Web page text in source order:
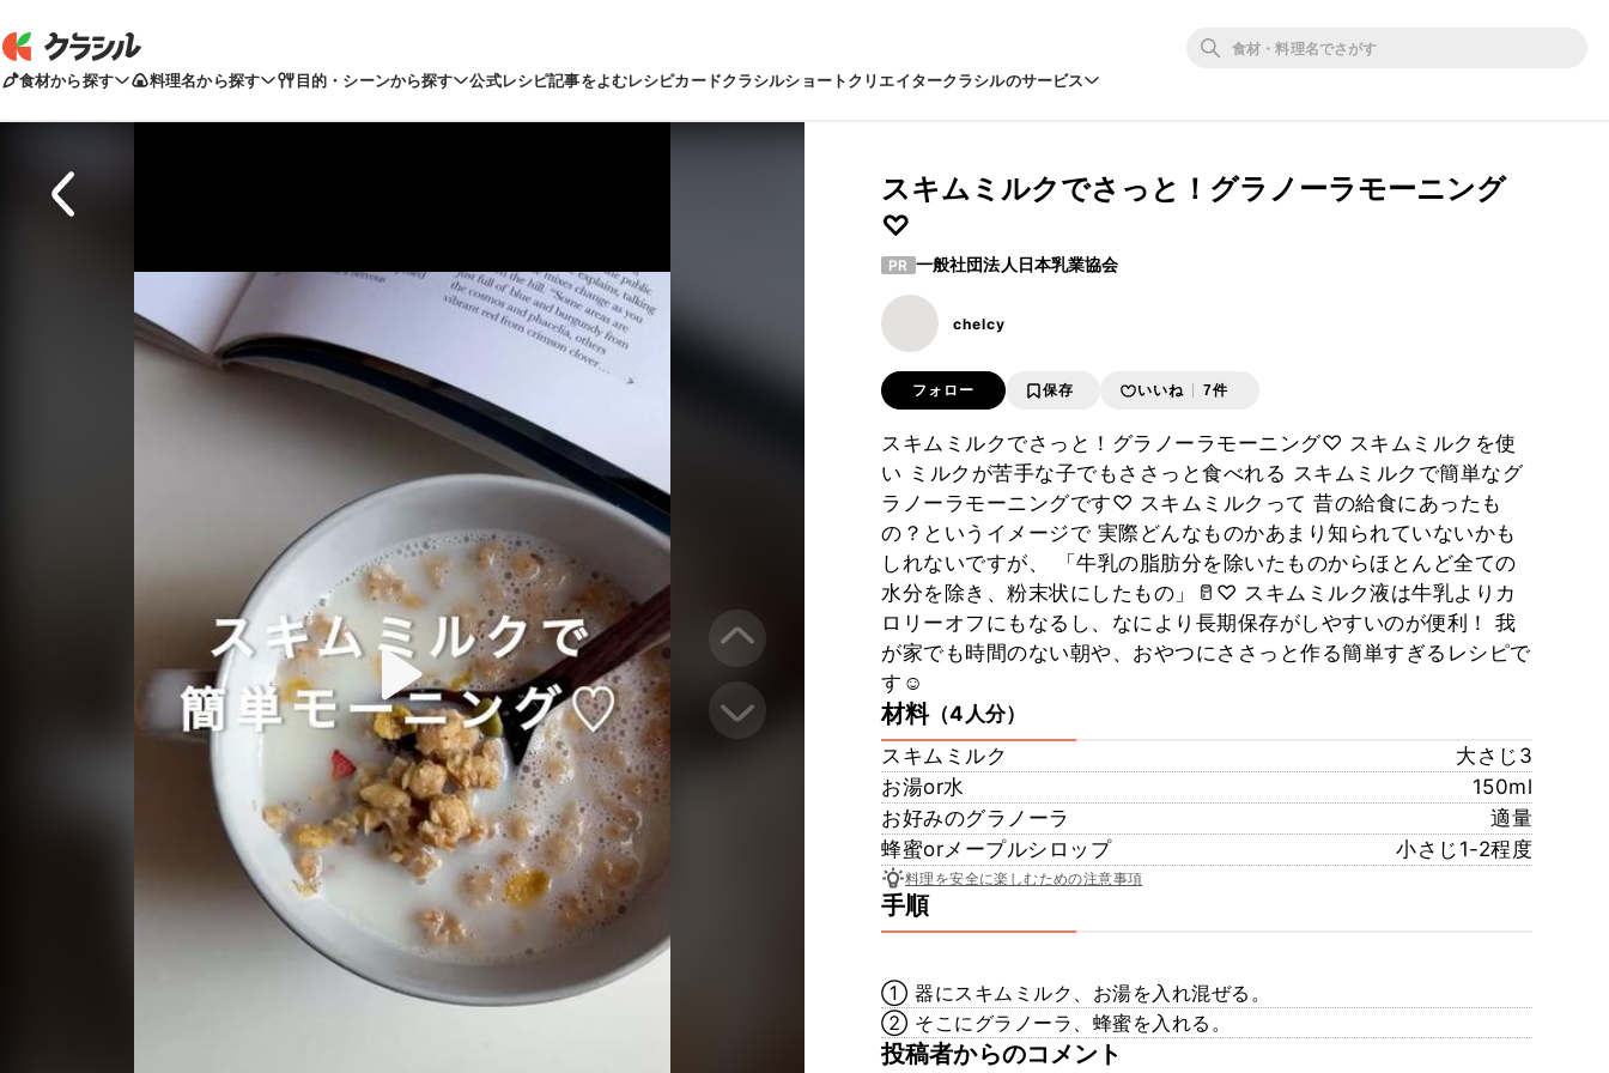
食材から探す 料理名から探す 目的・シーンから探す 公式レシピ記事をよむレシピカードクラシルショートクリエイタークラシルのサービス
スキムミルクでさっと！グラノーラモーニング
♡
PR 一般社団法人日本乳業協会
chelcy
フォロー 保存 いいね 7件
スキムミルクでさっと！グラノーラモーニング♡ スキムミルクを使
い ミルクが苦手な子でもささっと食べれる スキムミルクで簡単なグ
ラノーラモーニングです♡ スキムミルクって 昔の給食にあったも
の？というイメージで 実際どんなものかあまり知られていないかも
しれないですが、 「牛乳の脂肪分を除いたものからほとんど全ての
水分を除き、粉末状にしたもの」🥛♡ スキムミルク液は牛乳よりカ
ロリーオフにもなるし、なにより長期保存がしやすいのが便利！ 我
が家でも時間のない朝や、おやつにささっと作る簡単すぎるレシピで
す☺︎
材料（4人分）
スキムミルク
大さじ3
お湯or水
150ml
お好みのグラノーラ
適量
蜂蜜orメープルシロップ
小さじ1-2程度
料理を安全に楽しむための注意事項
手順
① 器にスキムミルク、お湯を入れ混ぜる。
② そこにグラノーラ、蜂蜜を入れる。
投稿者からのコメント